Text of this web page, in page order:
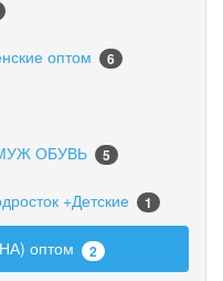
оптом 6
ОБУВЬ 5
+Детские 1
оптом 2